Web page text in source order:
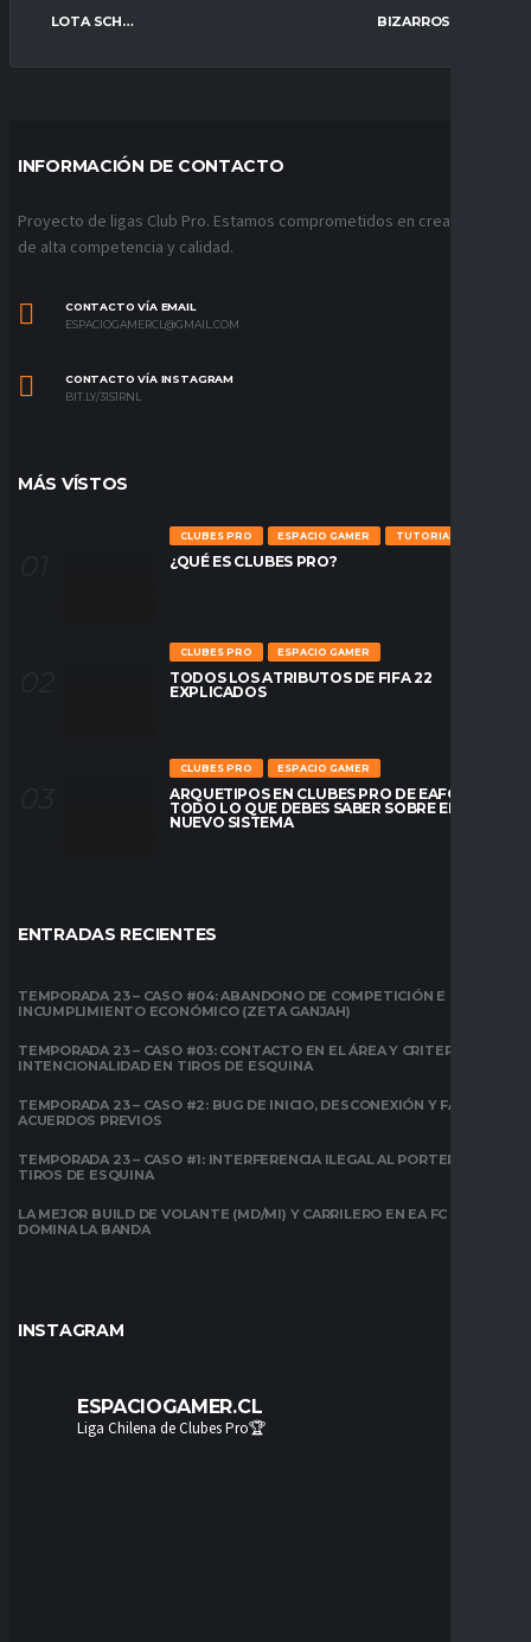
LOTA SCHWAGER ESPORTS BIZARROS FC
INFORMACIÓN DE CONTACTO
Proyecto de ligas Club Pro. Estamos comprometidos en crear ligas
de alta competencia y calidad.
CONTACTO VÍA EMAIL
ESPACIOGAMERCL@GMAIL.COM
CONTACTO VÍA INSTAGRAM
BIT.LY/31S1RNL
MÁS VÍSTOS
CLUBES PRO ESPACIO GAMER TUTORIALES
¿QUÉ ES CLUBES PRO?
CLUBES PRO ESPACIO GAMER
TODOS LOS ATRIBUTOS DE FIFA 22
EXPLICADOS
CLUBES PRO ESPACIO GAMER
ARQUETIPOS EN CLUBES PRO DE EAFC26:
TODO LO QUE DEBES SABER SOBRE EL
NUEVO SISTEMA
ENTRADAS RECIENTES
TEMPORADA 23 – CASO #04: ABANDONO DE COMPETICIÓN E
INCUMPLIMIENTO ECONÓMICO (ZETA GANJAH)
TEMPORADA 23 – CASO #03: CONTACTO EN EL ÁREA Y CRITERIO DE
INTENCIONALIDAD EN TIROS DE ESQUINA
TEMPORADA 23 – CASO #2: BUG DE INICIO, DESCONEXIÓN Y FALTA DE
ACUERDOS PREVIOS
TEMPORADA 23 – CASO #1: INTERFERENCIA ILEGAL AL PORTERO EN
TIROS DE ESQUINA
LA MEJOR BUILD DE VOLANTE (MD/MI) Y CARRILERO EN EA FC 26:
DOMINA LA BANDA
INSTAGRAM
ESPACIOGAMER.CL
Liga Chilena de Clubes Pro🏆